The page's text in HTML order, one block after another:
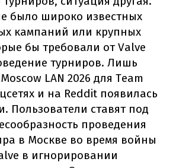
было широко известных
кампаний или крупных
бы требовали от Valve
турниров. Лишь
LAN 2026 для Team
и на Reddit появилась
Пользователи ставят под
проведения
в Москве во время войны
в игнорировании